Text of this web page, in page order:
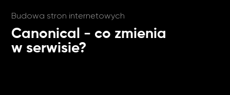
Budowa stron internetowych
Canonical - co zmienia
w serwisie?